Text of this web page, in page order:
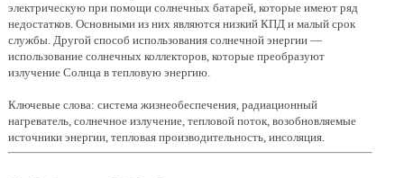
электрическую при помощи солнечных батарей, которые имеют ряд
недостатков. Основными из них являются низкий КПД и малый срок
службы. Другой способ использования солнечной энергии —
использование солнечных коллекторов, которые преобразуют
излучение Солнца в тепловую энергию.
Ключевые слова: система жизнеобеспечения, радиационный
нагреватель, солнечное излучение, тепловой поток, возобновляемые
источники энергии, тепловая производительность, инсоляция.